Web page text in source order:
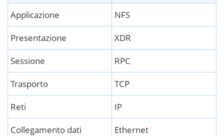
Applicazione
NFS
Presentazione
XDR
Sessione
RPC
Trasporto
TCP
Reti
IP
Collegamento dati
Ethernet